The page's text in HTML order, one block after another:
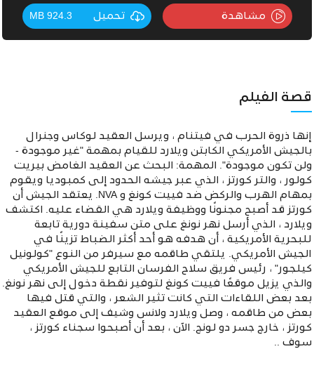
مشاهدة تحميل 924.3 MB
قصة الفيلم
إنها ذروة الحرب في فيتنام ، ويرسل العقيد لوكاس وجنرال
بالجيش الأمريكي الكابتن ويلارد للقيام بمهمة "غير موجودة -
ولن تكون موجودة". المهمة: البحث عن العقيد الغامض بيريت
كولور ، والتر كورتز ، الذي عبر جيشه الحدود إلى كمبوديا ويقوم
بمهام الهرب والركض ضد فييت كونغ و NVA. يعتقد الجيش أن
كورتز قد أصبح مجنونًا ووظيفة ويلارد هي القضاء عليه. اكتشف
ويلارد ، الذي أرسل نهر نونغ على متن سفينة دورية تابعة
للبحرية الأمريكية ، أن هدفه هو أحد أكثر الضباط تزينًا في
الجيش الأمريكي. يلتقي طاقمه مع سيرفر من النوع "كولونيل
كيلجور" ، رئيس فريق سلاح الفرسان التابع للجيش الأمريكي
والذي يزيل موقعًا فييت كونغ لتوفير نقطة دخول إلى نهر نونغ.
بعد بعض اللقاءات التي كانت تثير الشعر ، والتي قتل فيها
بعض من طاقمه ، وصل ويلارد ولانس وشيف إلى موقع العقيد
كورتز ، خارج جسر دو لونج. الآن ، بعد أن أصبحوا سجناء كورتز ،
سوف ..